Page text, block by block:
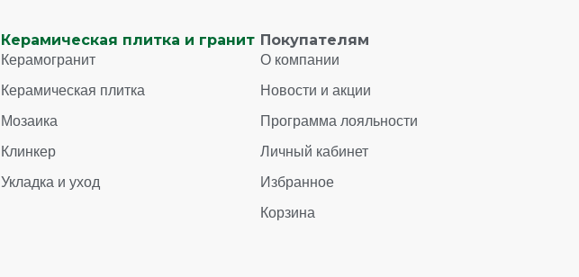
Керамическая плитка и гранит
Керамогранит
Керамическая плитка
Мозаика
Клинкер
Укладка и уход
Покупателям
О компании
Новости и акции
Программа лояльности
Личный кабинет
Избранное
Корзина